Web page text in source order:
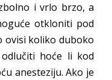
i vrlo brzo, a
otkloniti pod
ovisi koliko duboko
hoće li kod
anesteziju. Ako je